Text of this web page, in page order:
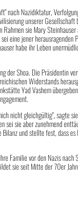
nach Nazidiktatur,
unserer Gesellschaft
sie Mary
eine jener
habe ihr Leben
der Shoa. Die Präsidentin
Widerstands
Yad Vashem
nicht gleichgültig", sagte
sei sie aber zunehmend
und stellte fest, dass
Familie vor den Nazis nach
sie seit Mitte der 70er